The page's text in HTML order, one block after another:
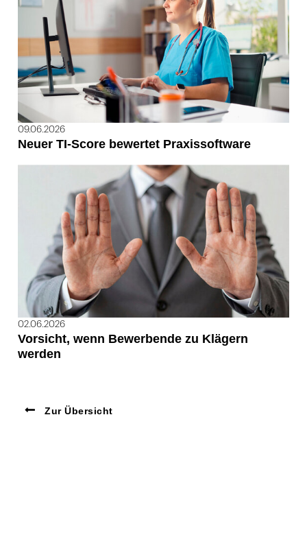
09.06.2026
Neuer TI-Score bewertet Praxissoftware
02.06.2026
Vorsicht, wenn Bewerbende zu Klägern
werden
Zur Übersicht